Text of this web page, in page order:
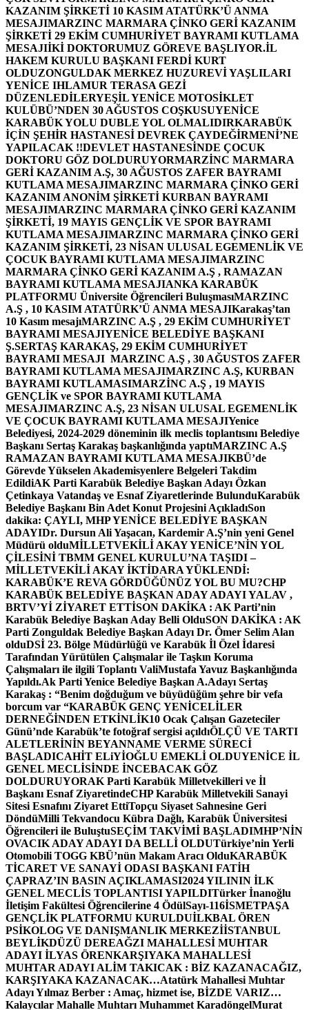
KAZANIM ŞİRKETİ 10 KASIM ATATÜRK’Ü ANMA
MESAJIMARZINC MARMARA ÇİNKO GERİ KAZANIM
ŞİRKETİ 29 EKİM CUMHURİYET BAYRAMI KUTLAMA
MESAJIİKİ DOKTORUMUZ GÖREVE BAŞLIYOR.İL
HAKEM KURULU BAŞKANI FERDİ KURT
OLDUZONGULDAK MERKEZ HUZUREVİ YAŞLILARI
YENİCE IHLAMUR TERASA GEZİ
DÜZENLEDİLERYEŞİL YENİCE MOTOSİKLET
KULÜBÜ’NDEN 30 AĞUSTOS COŞKUSUYENİCE
KARABÜK YOLU DUBLE YOL OLMALIDIRKARABÜK
İÇİN ŞEHİR HASTANESİ DEVREK ÇAYDEĞİRMENİ’NE
YAPILACAK !!DEVLET HASTANESİNDE ÇOCUK
DOKTORU GÖZ DOLDURUYORMARZİNC MARMARA
GERİ KAZANIM A.Ş, 30 AĞUSTOS ZAFER BAYRAMI
KUTLAMA MESAJIMARZINC MARMARA ÇİNKO GERİ
KAZANIM ANONİM ŞİRKETİ KURBAN BAYRAMI
MESAJIMARZINC MARMARA ÇİNKO GERİ KAZANIM
ŞİRKETİ, 19 MAYIS GENÇLİK VE SPOR BAYRAMI
KUTLAMA MESAJIMARZINC MARMARA ÇİNKO GERİ
KAZANIM ŞİRKETİ, 23 NİSAN ULUSAL EGEMENLİK VE
ÇOCUK BAYRAMI KUTLAMA MESAJIMARZINC
MARMARA ÇİNKO GERİ KAZANIM A.Ş , RAMAZAN
BAYRAMI KUTLAMA MESAJIANKA KARABÜK
PLATFORMU Üniversite Öğrencileri BuluşmasıMARZINC
A.Ş , 10 KASIM ATATÜRK’Ü ANMA MESAJIKarakaş’tan
10 Kasım mesajıMARZINC A.Ş , 29 EKİM CUMHURİYET
BAYRAMI MESAJIYENİCE BELEDİYE BAŞKANI
Ş.SERTAŞ KARAKAŞ, 29 EKİM CUMHURİYET
BAYRAMI MESAJI MARZINC A.Ş , 30 AĞUSTOS ZAFER
BAYRAMI KUTLAMA MESAJIMARZINC A.Ş, KURBAN
BAYRAMI KUTLAMASIMARZİNC A.Ş , 19 MAYIS
GENÇLİK ve SPOR BAYRAMI KUTLAMA
MESAJIMARZINC A.Ş, 23 NİSAN ULUSAL EGEMENLİK
VE ÇOCUK BAYRAMI KUTLAMA MESAJIYenice
Belediyesi, 2024-2029 döneminin ilk meclis toplantısını Belediye
Başkanı Sertaş Karakaş başkanlığında yaptıMARZINC A.Ş
RAMAZAN BAYRAMI KUTLAMA MESAJIKBÜ’de
Görevde Yükselen Akademisyenlere Belgeleri Takdim
EdildiAK Parti Karabük Belediye Başkan Adayı Özkan
Çetinkaya Vatandaş ve Esnaf Ziyaretlerinde BulunduKarabük
Belediye Başkanı Bin Adet Konut Projesini AçıkladıSon
dakika: ÇAYLI, MHP YENİCE BELEDİYE BAŞKAN
ADAYIDr. Dursun Ali Yaşacan, Kardemir A.Ş’nin yeni Genel
Müdürü olduMİLLETVEKİLİ AKAY YENİCE’NİN YOL
ÇİLESİNİ TBMM GENEL KURULU’NA TAŞIDI –
MİLLETVEKİLİ AKAY İKTİDARA YÜKLENDİ:
KARABÜK’E REVA GÖRDÜĞÜNÜZ YOL BU MU?CHP
KARABÜK BELEDİYE BAŞKAN ADAY ADAYI YALAV ,
BRTV’Yİ ZİYARET ETTİSON DAKİKA : AK Parti’nin
Karabük Belediye Başkan Aday Belli OlduSON DAKİKA : AK
Parti Zonguldak Belediye Başkan Adayı Dr. Ömer Selim Alan
olduDSİ 23. Bölge Müdürlüğü ve Karabük İl Özel İdaresi
Tarafından Yürütülen Çalışmalar ile Taşkın Koruma
Çalışmaları ile ilgili Toplantı ValiMustafa Yavuz Başkanlığında
Yapıldı.Ak Parti Yenice Belediye Başkan A.Adayı Sertaş
Karakaş : “Benim doğduğum ve büyüdüğüm şehre bir vefa
borcum var “KARABÜK GENÇ YENİCELİLER
DERNEĞİNDEN ETKİNLİK10 Ocak Çalışan Gazeteciler
Günü’nde Karabük’te fotoğraf sergisi açıldıÖLÇÜ VE TARTI
ALETLERİNİN BEYANNAME VERME SÜRECİ
BAŞLADICAHİT ELiYİOĞLU EMEKLİ OLDUYENİCE İL
GENEL MECLİSİNDE İNCEBACAK GÖZ
DOLDURUYORAK Parti Karabük Milletvekilleri ve İl
Başkanı Esnaf ZiyaretindeCHP Karabük Milletvekili Sanayi
Sitesi Esnafını Ziyaret EttiTopçu Siyaset Sahnesine Geri
DöndüMilli Tekvandocu Kübra Dağlı, Karabük Üniversitesi
Öğrencileri ile BuluştuSEÇİM TAKVİMİ BAŞLADIMHP’NİN
OVACIK ADAY ADAYI DA BELLİ OLDUTürkiye’nin Yerli
Otomobili TOGG KBÜ’nün Makam Aracı OlduKARABÜK
TİCARET VE SANAYİ ODASI BAŞKANI FATİH
ÇAPRAZ’IN BASIN AÇIKLAMASI2024 YILININ İLK
GENEL MECLİS TOPLANTISI YAPILDITürker İnanoğlu
İletişim Fakültesi Öğrencilerine 4 ÖdülSayı-116İSMETPAŞA
GENÇLİK PLATFORMU KURULDUİLKBAL ÖREN
PSİKOLOG VE DANIŞMANLIK MERKEZİİSTANBUL
BEYLİKDÜZÜ DEREAĞZI MAHALLESİ MUHTAR
ADAYI İLYAS ÖRENKARŞIYAKA MAHALLESİ
MUHTAR ADAYI ALİM TAKICAK : BİZ KAZANACAĞIZ,
KARŞIYAKA KAZANACAK…Atatürk Mahallesi Muhtar
Adayı Yılmaz Berber : Amaç, hizmet ise, BİZDE VARIZ…
Kalaycılar Mahalle Muhtarı Muhammet KaradöngelMurat